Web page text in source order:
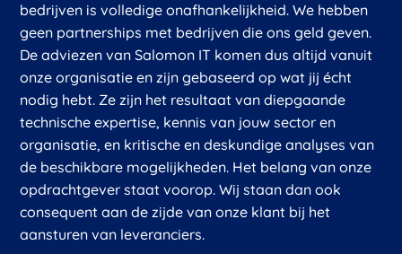
bedrijven is volledige onafhankelijkheid. We hebben
geen partnerships met bedrijven die ons geld geven.
De adviezen van Salomon IT komen dus altijd vanuit
onze organisatie en zijn gebaseerd op wat jij écht
nodig hebt. Ze zijn het resultaat van diepgaande
technische expertise, kennis van jouw sector en
organisatie, en kritische en deskundige analyses van
de beschikbare mogelijkheden. Het belang van onze
opdrachtgever staat voorop. Wij staan dan ook
consequent aan de zijde van onze klant bij het
aansturen van leveranciers.